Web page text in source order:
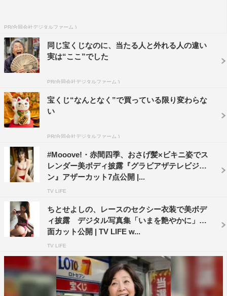
PR(合同会社デジタルファーム )
同じ宝くじなのに、当たる人と外れる人の違い
実は“ここ”でした
PR(合同会社デジタルファーム )
宝くじ“なんとなく”で買っている限り変わらな
い
PR(合同会社デジタルファーム )
#Mooove!・赤間四季、おさげ髪×ビキニ姿でス
レンダー美ボディ披露『グラビアザテレビジョ
ン』アザーカット7点公開 |...
TV LIFE
ちとせよしの、レースのセクシー衣装で美ボデ
ィ披露 デジタル写真集「いまを艶やかに」誌
面カット公開 | TV LIFE w...
TV LIFE